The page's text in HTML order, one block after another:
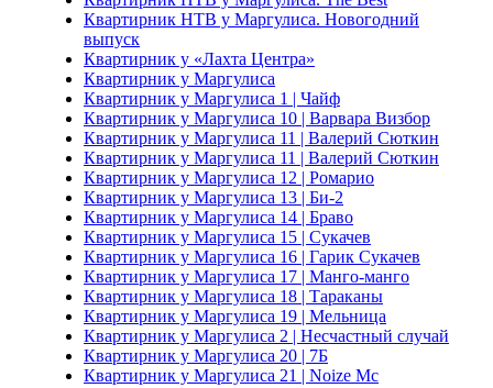
Квартирник НТВ у Маргулиса. Новогодний
выпуск
Квартирник у «Лахта Центра»
Квартирник у Маргулиса
Квартирник у Маргулиса 1 | Чайф
Квартирник у Маргулиса 10 | Варвара Визбор
Квартирник у Маргулиса 11 | Валерий Сюткин
Квартирник у Маргулиса 11 | Валерий Сюткин
Квартирник у Маргулиса 12 | Ромарио
Квартирник у Маргулиса 13 | Би-2
Квартирник у Маргулиса 14 | Браво
Квартирник у Маргулиса 15 | Сукачев
Квартирник у Маргулиса 16 | Гарик Сукачев
Квартирник у Маргулиса 17 | Манго-манго
Квартирник у Маргулиса 18 | Тараканы
Квартирник у Маргулиса 19 | Мельница
Квартирник у Маргулиса 2 | Несчастный случай
Квартирник у Маргулиса 20 | 7Б
Квартирник у Маргулиса 21 | Noize Mc